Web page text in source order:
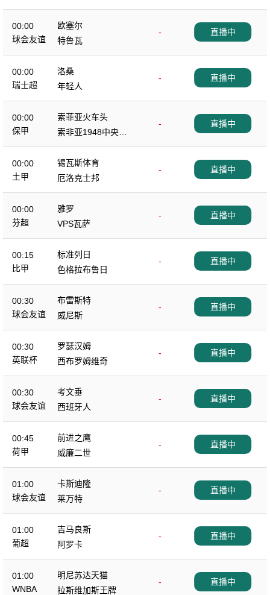
00:00
球会友谊
欧塞尔
-
特鲁瓦
直播中
00:00
瑞士超
洛桑
-
年轻人
直播中
00:00
保甲
索菲亚火车头
-
索非亚1948中央陆
军
直播中
00:00
土甲
锡瓦斯体育
-
厄洛克士邦
直播中
00:00
芬超
雅罗
-
VPS瓦萨
直播中
00:15
比甲
标准列日
-
色格拉布鲁日
直播中
00:30
球会友谊
布雷斯特
-
威尼斯
直播中
00:30
英联杯
罗瑟汉姆
-
西布罗姆维奇
直播中
00:30
球会友谊
考文垂
-
西班牙人
直播中
00:45
荷甲
前进之鹰
-
威廉二世
直播中
01:00
球会友谊
卡斯迪隆
-
莱万特
直播中
01:00
葡超
吉马良斯
-
阿罗卡
直播中
01:00
WNBA
明尼苏达天猫
-
拉斯维加斯王牌
直播中